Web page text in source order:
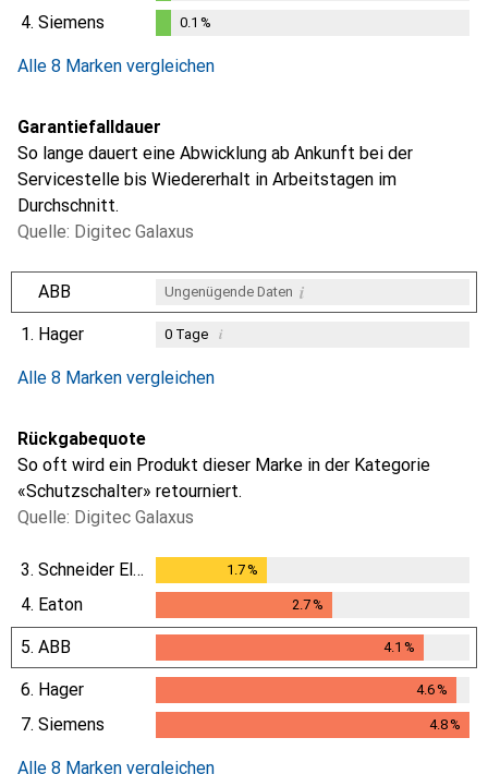
%
4. Siemens 0.1 %
Alle 8 Marken vergleichen
Garantiefalldauer
So lange dauert eine Abwicklung ab Ankunft bei der
Servicestelle bis Wiedererhalt in Arbeitstagen im
Durchschnitt.
Quelle: Digitec Galaxus
ABB Ungenügende Daten i
1. Hager 0Tage i
Alle 8 Marken vergleichen
Rückgabequote
So oft wird ein Produkt dieser Marke in der Kategorie
«Schutzschalter» retourniert.
Quelle: Digitec Galaxus
3. Schneider Electric 1.7%
4. Eaton 2.7%
5. ABB 4.1 %
4.1%
6. Hager 4.6%
4.6%
7. Siemens 4.8%
Alle 8 Marken vergleichen